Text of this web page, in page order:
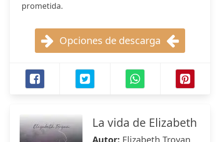
prometida.
Opciones de descarga
La vida de Elizabeth
Autor: Elizabeth Troyan